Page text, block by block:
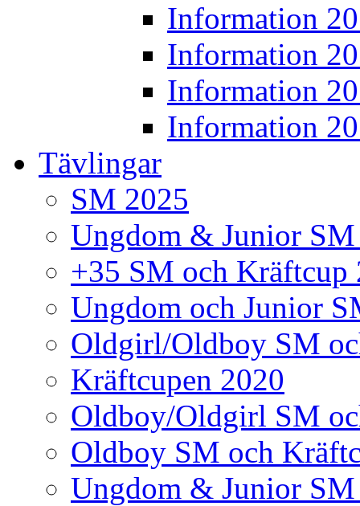
Information
Information
Information
Information
Tävlingar
SM 2025
Ungdom & Junior
+35 SM och Kräftcup
Ungdom och Junior
Oldgirl/Oldboy SM
Kräftcupen 2020
Oldboy/Oldgirl SM
Oldboy SM och
Ungdom & Junior